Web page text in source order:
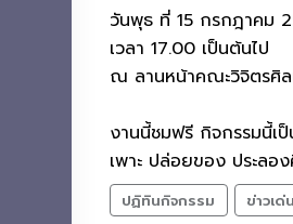
วันพุธ ที่ 15 กรกฎาคม
เวลา 17.00 เป็นต้นไป
ณ ลานหน้าคณะวิจิตรศิ
งานนี้ชมฟรี กิจกรรมนี้เ
เพาะ ปล่อยของ ประลอ
ปฏิทินกิจกรรม ข่าวเด่น